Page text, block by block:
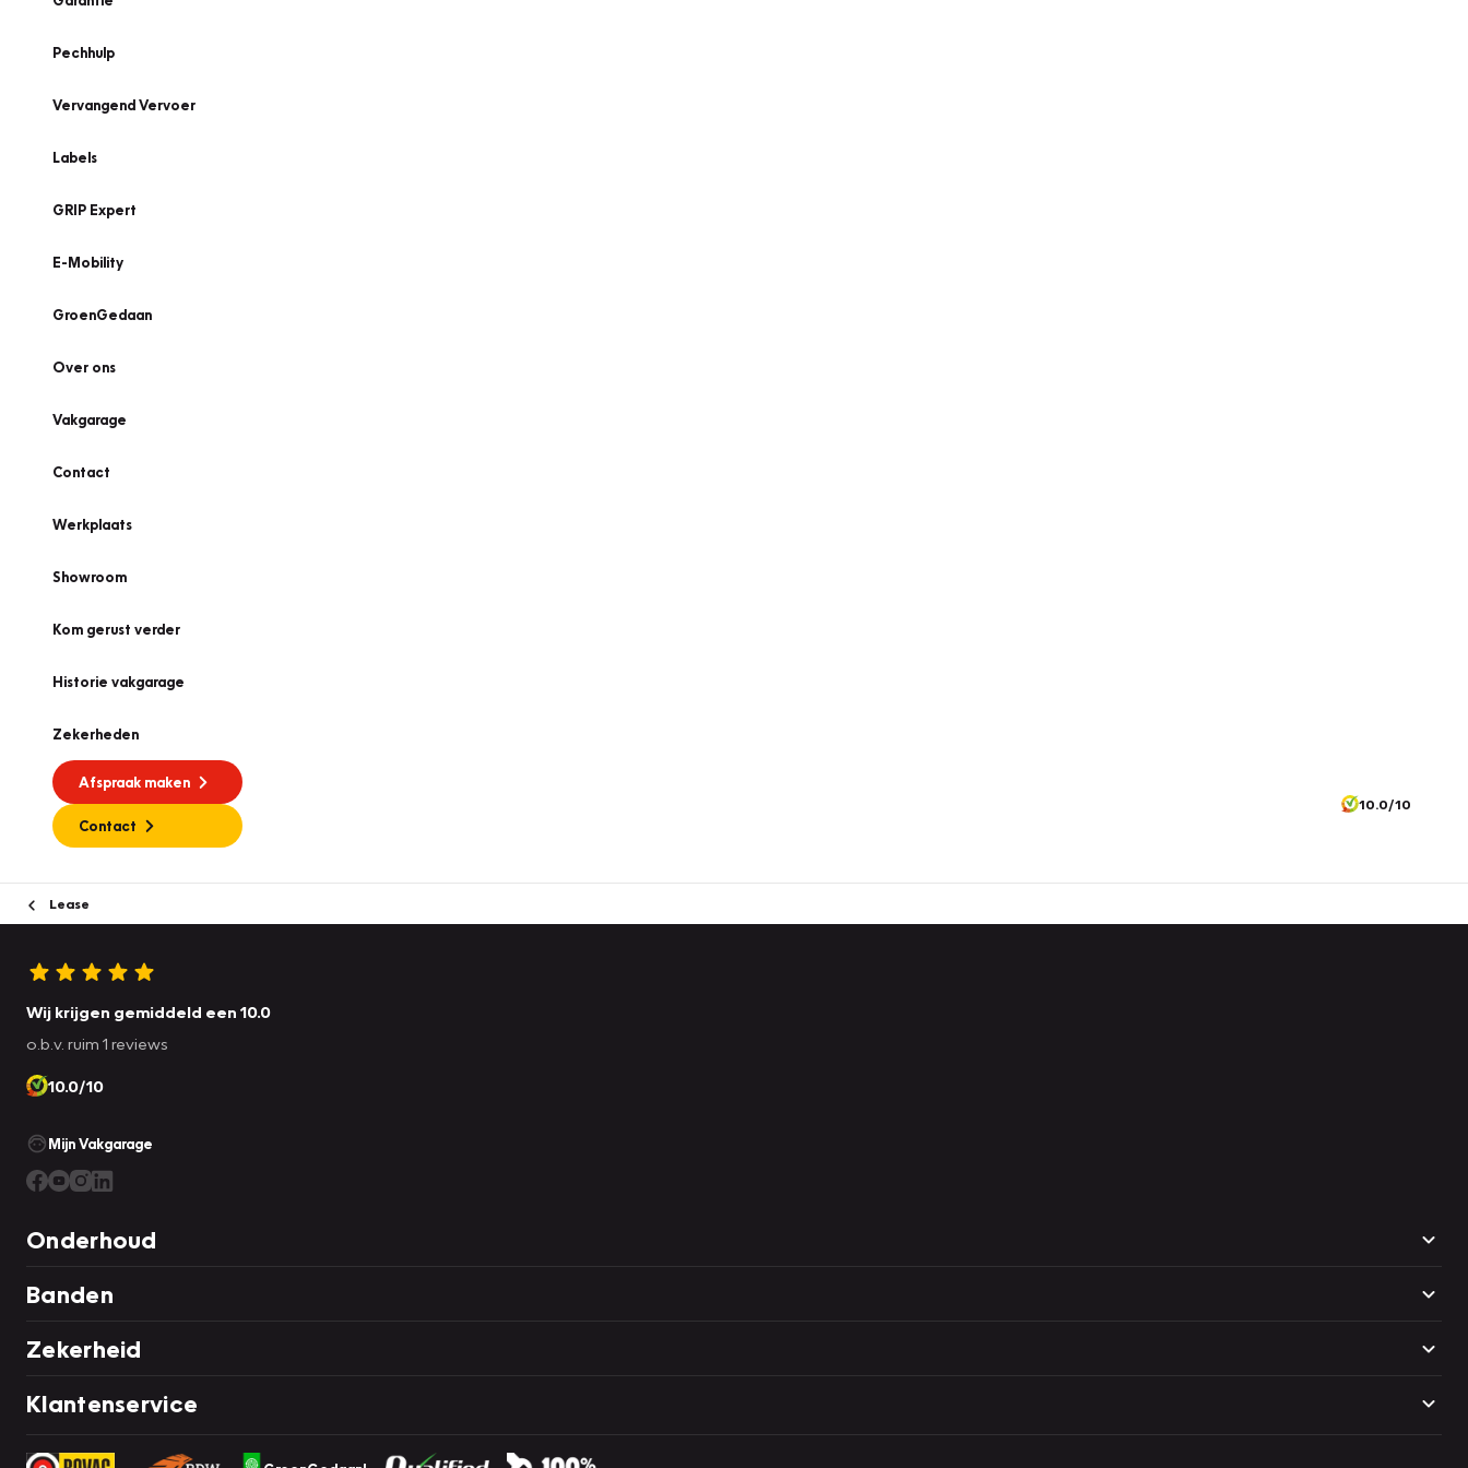
Pechhulp
Vervangend Vervoer
Labels
GRIP Expert
E-Mobility
GroenGedaan
Over ons
Vakgarage
Contact
Werkplaats
Showroom
Kom gerust verder
Historie vakgarage
Zekerheden
Afspraak maken
Contact
10.0/10
Lease
Wij krijgen gemiddeld een 10.0
o.b.v. ruim 1 reviews
10.0/10
Mijn Vakgarage
Onderhoud
Banden
Zekerheid
Klantenservice